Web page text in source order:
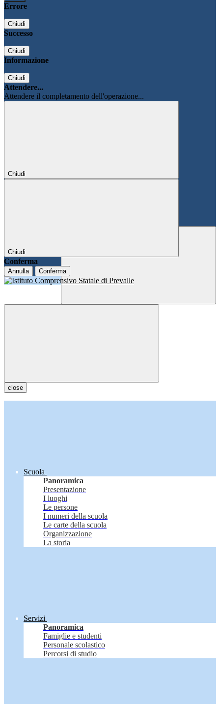
Errore
Chiudi
Successo
Chiudi
Informazione
Chiudi
Attendere...
Attendere il completamento dell'operazione...
Chiudi
Chiudi
Conferma
Annulla Conferma
close
Scuola
Panoramica
Presentazione
I luoghi
Le persone
I numeri della scuola
Le carte della scuola
Organizzazione
La storia
Servizi
Panoramica
Famiglie e studenti
Personale scolastico
Percorsi di studio